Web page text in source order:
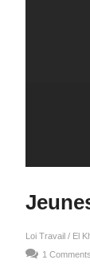
Loi Travail / El
1 Comments